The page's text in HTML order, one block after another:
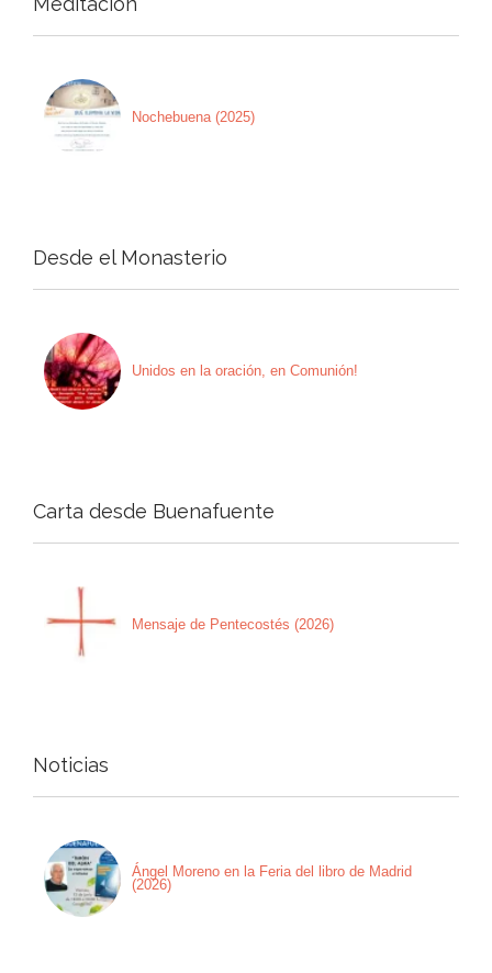
Nochebuena (2025)
Desde el Monasterio
Unidos en la oración, en Comunión!
Carta desde Buenafuente
Mensaje de Pentecostés (2026)
Noticias
Ángel Moreno en la Feria del libro de Madrid
(2026)